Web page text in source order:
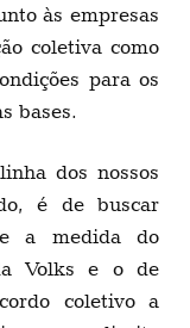
às empresas
coletiva como
para os
bases.
dos nossos
é de buscar
a medida do
Volks e o de
coletivo a